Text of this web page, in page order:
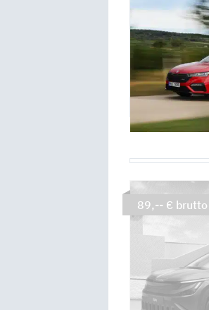
89,-- € brutto